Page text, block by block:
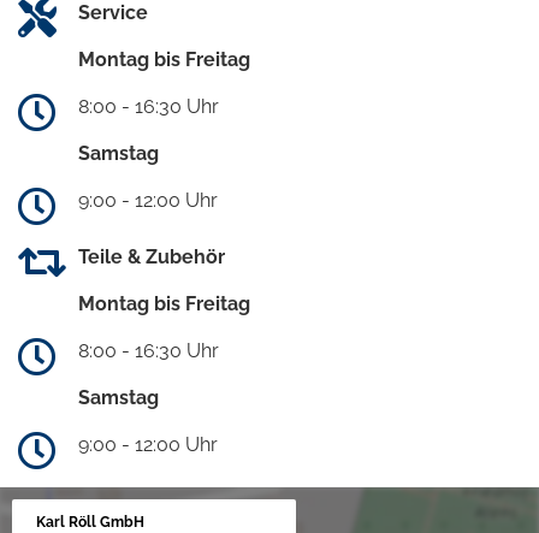
Service
Montag bis Freitag
8:00 - 16:30 Uhr
Samstag
9:00 - 12:00 Uhr
Teile & Zubehör
Montag bis Freitag
8:00 - 16:30 Uhr
Samstag
9:00 - 12:00 Uhr
Karl Röll GmbH